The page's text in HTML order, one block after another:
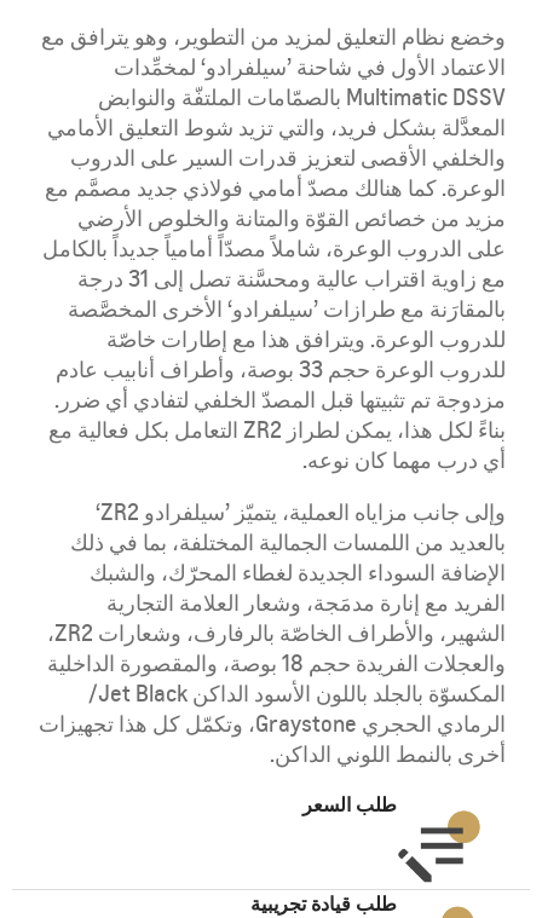
وخضع نظام التعليق لمزيد من التطوير، وهو يترافق مع
الاعتماد الأول في شاحنة ’سيلفرادو‘ لمخمِّدات
Multimatic DSSV بالصمّامات الملتفّة والنوابض
المعدَّلة بشكل فريد، والتي تزيد شوط التعليق الأمامي
والخلفي الأقصى لتعزيز قدرات السير على الدروب
الوعرة. كما هنالك مصدّ أمامي فولاذي جديد مصمَّم مع
مزيد من خصائص القوّة والمتانة والخلوص الأرضي
على الدروب الوعرة، شاملاً مصدّاً أمامياً جديداً بالكامل
مع زاوية اقتراب عالية ومحسَّنة تصل إلى 31 درجة
بالمقارَنة مع طرازات ’سيلفرادو‘ الأخرى المخصَّصة
للدروب الوعرة. ويترافق هذا مع إطارات خاصّة
للدروب الوعرة حجم 33 بوصة، وأطراف أنابيب عادم
مزدوجة تم تثبيتها قبل المصدّ الخلفي لتفادي أي ضرر.
بناءً لكل هذا، يمكن لطراز ZR2 التعامل بكل فعالية مع
أي درب مهما كان نوعه.
وإلى جانب مزاياه العملية، يتميّز ’سيلفرادو ZR2‘
بالعديد من اللمسات الجمالية المختلفة، بما في ذلك
الإضافة السوداء الجديدة لغطاء المحرّك، والشبك
الفريد مع إنارة مدمَجة، وشعار العلامة التجارية
الشهير، والأطراف الخاصّة بالرفارف، وشعارات ZR2،
والعجلات الفريدة حجم 18 بوصة، والمقصورة الداخلية
المكسوّة بالجلد باللون الأسود الداكن Jet Black/
الرمادي الحجري Graystone، وتكمّل كل هذا تجهيزات
أخرى بالنمط اللوني الداكن.
طلب السعر
طلب قيادة تجريبية